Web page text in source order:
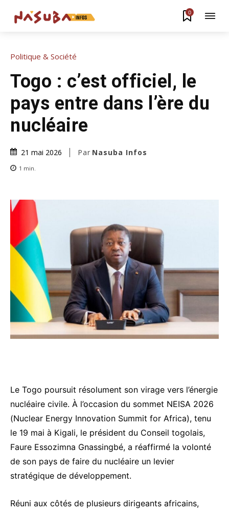
0
Politique & Société
Togo : c’est officiel, le
pays entre dans l’ère du
nucléaire
21 mai 2026 Par Nasuba Infos
1 min.
Le Togo poursuit résolument son virage vers l’énergie
nucléaire civile. À l’occasion du sommet NEISA 2026
(Nuclear Energy Innovation Summit for Africa), tenu
le 19 mai à Kigali, le président du Conseil togolais,
Faure Essozimna Gnassingbé, a réaffirmé la volonté
de son pays de faire du nucléaire un levier
stratégique de développement.
Réuni aux côtés de plusieurs dirigeants africains,